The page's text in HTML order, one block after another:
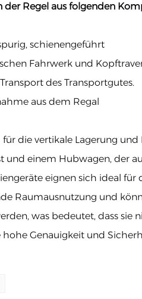
der Regel aus folgenden
schienengeführt
Fahrwerk und
des Transportgutes.
aus dem Regal
die vertikale Lagerung
und einem Hubwagen, der
eignen sich ideal
Raumausnutzung und
was bedeutet, dass
Genauigkeit und